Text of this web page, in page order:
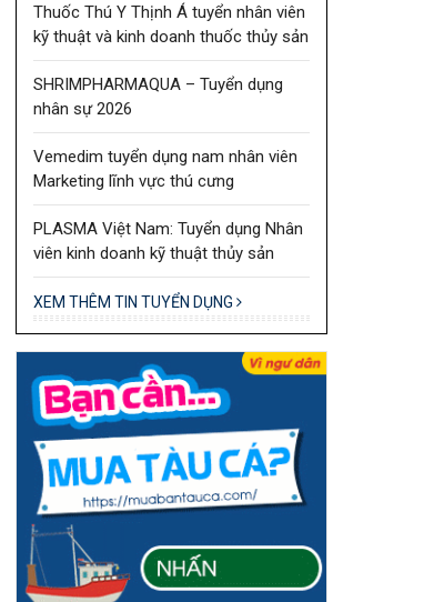
Thuốc Thú Y Thịnh Á tuyển nhân viên
kỹ thuật và kinh doanh thuốc thủy sản
SHRIMPHARMAQUA – Tuyển dụng
nhân sự 2026
Vemedim tuyển dụng nam nhân viên
Marketing lĩnh vực thú cưng
PLASMA Việt Nam: Tuyển dụng Nhân
viên kinh doanh kỹ thuật thủy sản
XEM THÊM TIN TUYỂN DỤNG